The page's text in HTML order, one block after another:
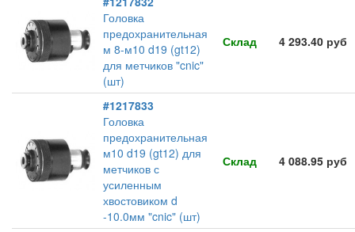
Головка
предохранительная
м 8-м10 d19 (gt12)
для метчиков "cnic"
(шт)
Склад 4 293.40 руб
#1217833
Головка
предохранительная
м10 d19 (gt12) для
метчиков с
усиленным
хвостовиком d
-10.0мм "cnic" (шт)
Склад 4 088.95 руб